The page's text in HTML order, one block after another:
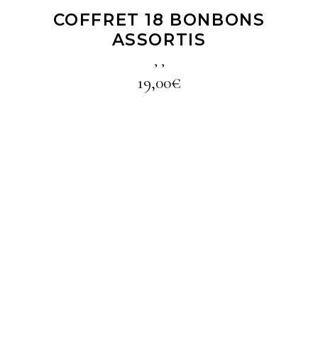
COFFRET 18 BONBONS
ASSORTIS
, ,
19,00€